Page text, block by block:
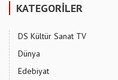
KATEGORİLER
DS Kültür Sanat TV
Dünya
Edebiyat